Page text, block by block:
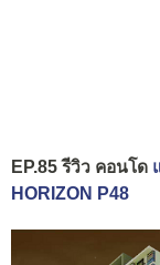
EP.85 รีวิว คอนโด
HORIZON P48